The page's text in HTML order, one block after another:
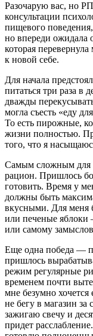
Разочарую вас, но
консультации
пищевого
но впереди ожидала
которая
к новой себе.
Для начала
питаться три раза в
дважды
могла съесть «еду
То есть пирожные,
жизни полностью.
того, что я
Самым сложным для
рацион. Пришлось
готовить. Время у
должны быть
вкусными. Для меня
или печеные яблоки
или самому
Еще одна победа —
пришлось
режим регулярные
временем почти
мне безумно
не бегу в магазин
зажигаю свечу и
придет